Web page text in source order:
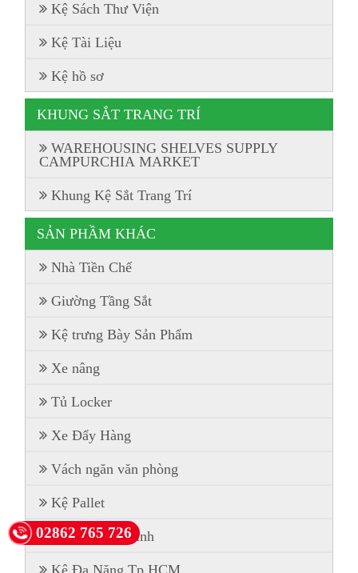
Kệ Sách Thư Viện
Kệ Tài Liệu
Kệ hồ sơ
KHUNG SẮT TRANG TRÍ
WAREHOUSING SHELVES SUPPLY
CAMPURCHIA MARKET
Khung Kệ Sắt Trang Trí
SẢN PHẦM KHÁC
Nhà Tiền Chế
Giường Tầng Sắt
Kệ trưng Bày Sản Phẩm
Xe nâng
Tủ Locker
Xe Đẩy Hàng
Vách ngăn văn phòng
Kệ Pallet
Kệ Kho Gia Đình
Kệ Đa Năng Tp.HCM
02862 765 726